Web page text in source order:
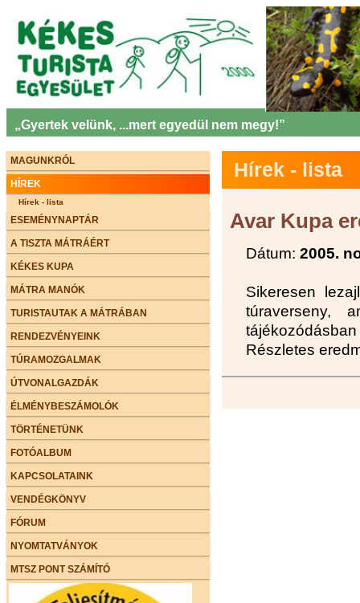
„Gyertek velünk, ...mert egyedül nem megy!”
MAGUNKRÓL
HÍREK
Hírek - lista
ESEMÉNYNAPTÁR
A TISZTA MÁTRÁÉRT
KÉKES KUPA
MÁTRA MANÓK
TURISTAUTAK A MÁTRÁBAN
RENDEZVÉNYEINK
TÚRAMOZGALMAK
ÚTVONALGAZDÁK
ÉLMÉNYBESZÁMOLÓK
TÖRTÉNETÜNK
FOTÓALBUM
KAPCSOLATAINK
VENDÉGKÖNYV
FÓRUM
NYOMTATVÁNYOK
MTSZ PONT SZÁMÍTÓ
Hírek - lista
Avar Kupa
Dátum: 2005.
Sikeresen
túraverseny,
Részletes